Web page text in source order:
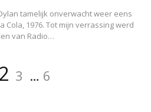
tamelijk onverwacht weer eens
Cola, 1976. Tot mijn verrassing werd
van Radio…
Pagina
2 Pagina
3 … Pagina
6